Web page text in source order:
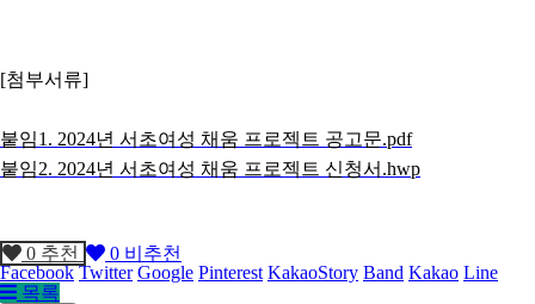
[첨부서류]
붙임1. 2024년 서초여성 채움 프로젝트 공고문.pdf
붙임2. 2024년 서초여성 채움 프로젝트 신청서.hwp
0 추천 0 비추천
Facebook Twitter Google Pinterest KakaoStory Band Kakao Line
목록